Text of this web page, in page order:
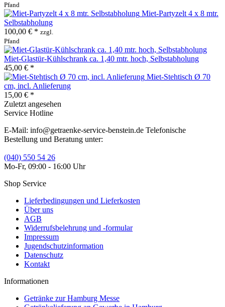
Pfand
Miet-Partyzelt 4 x 8 mtr.
Selbstabholung
100,00 € * zzgl.
Pfand
Miet-Glastür-Kühlschrank ca. 1,40 mtr. hoch, Selbstabholung
45,00 € *
Miet-Stehtisch Ø 70
cm, incl. Anlieferung
15,00 € *
Zuletzt angesehen
Service Hotline
E-Mail: info@getraenke-service-benstein.de Telefonische
Bestellung und Beratung unter:
(040) 550 54 26
Mo-Fr, 09:00 - 16:00 Uhr
Shop Service
Lieferbedingungen und Lieferkosten
Über uns
AGB
Widerrufsbelehrung und -formular
Impressum
Jugendschutzinformation
Datenschutz
Kontakt
Informationen
Getränke zur Hamburg Messe